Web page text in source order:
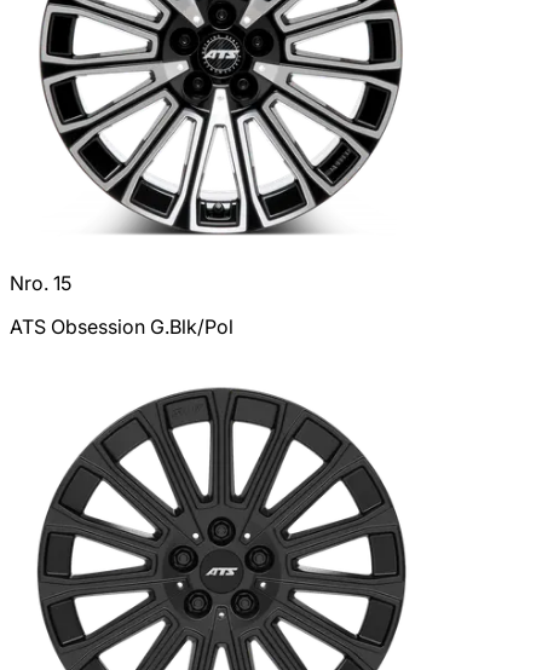
Nro. 15
ATS Obsession G.Blk/Pol